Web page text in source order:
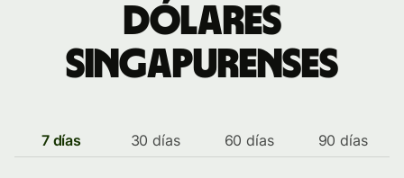
dólares
singapurenses
7 días 30 días 60 días 90 días